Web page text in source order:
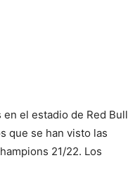
el estadio de Red Bull
que se han visto las
21/22. Los